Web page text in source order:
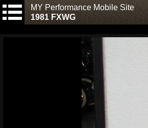
MY Performance Mobile Site
1981 FXWG